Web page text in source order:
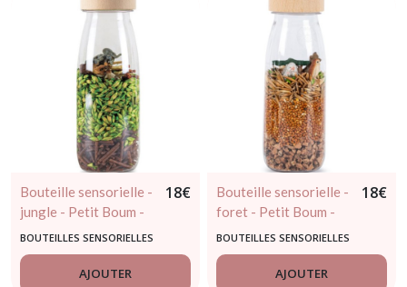
Bouteille sensorielle -
jungle - Petit Boum -
dès 3 mois
18€
BOUTEILLES SENSORIELLES
AJOUTER
Bouteille sensorielle -
foret - Petit Boum -
dès 3 mois
18€
BOUTEILLES SENSORIELLES
AJOUTER